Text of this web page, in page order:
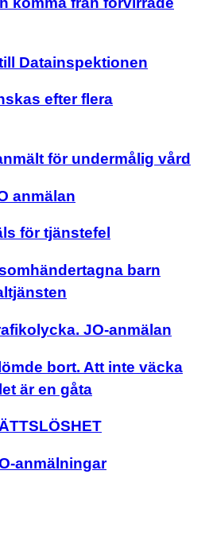
Datainspektionen
efter flera
för undermålig vård
anmälan
för tjänstefel
barn
JO-anmälan
bort. Att inte väcka
är en gåta
anmälningar